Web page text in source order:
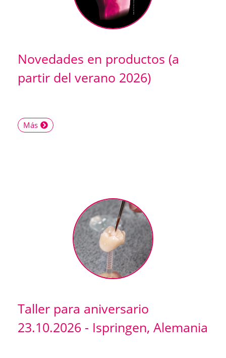
Novedades en productos (a
partir del verano 2026)
Más
Taller para aniversario
23.10.2026 - Ispringen, Alemania